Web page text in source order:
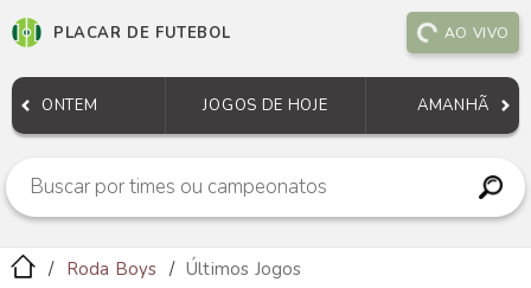
PLACAR DE FUTEBOL AO VIVO
ONTEM JOGOS DE HOJE AMANHÃ
Roda Boys Últimos Jogos